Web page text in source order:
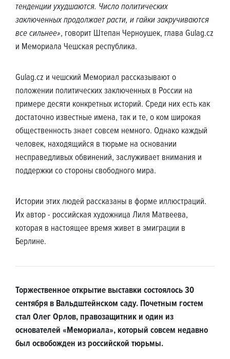
тенденции ухудшаются. Число политических
заключенных продолжает расти, и гайки закручиваются
все сильнее», говорит Штепан Черноушек, глава Gulag.cz
и Мемориала Чешская республика.
Gulag.cz и чешский Мемориал рассказывают о
положении политических заключенных в России на
примере десяти конкретных историй. Среди них есть как
достаточно известные имена, так и те, о ком широкая
общественность знает совсем немного. Однако каждый
человек, находящийся в тюрьме на основании
несправедливых обвинений, заслуживает внимания и
поддержки со стороны свободного мира.
Истории этих людей рассказаны в форме иллюстраций.
Их автор - российская художница Лиля Матвеева,
которая в настоящее время живет в эмиграции в
Берлине.
Торжественное открытие выставки состоялось 30
сентября в Вальдштейнском саду. Почетным гостем
стал Олег Орлов, правозащитник и один из
основателей «Мемориала», который совсем недавно
был освобожден из российской тюрьмы.